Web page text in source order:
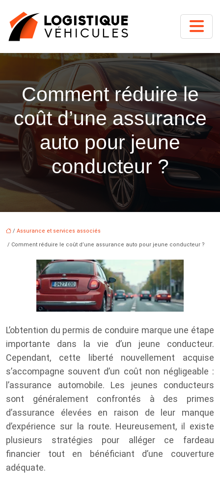
Comment réduire le
coût d’une assurance
auto pour jeune
conducteur ?
/ Assurance et services associés
/ Comment réduire le coût d’une assurance auto pour jeune conducteur ?
L’obtention du permis de conduire marque une étape
importante dans la vie d’un jeune conducteur.
Cependant, cette liberté nouvellement acquise
s’accompagne souvent d’un coût non négligeable :
l’assurance automobile. Les jeunes conducteurs
sont généralement confrontés à des primes
d’assurance élevées en raison de leur manque
d’expérience sur la route. Heureusement, il existe
plusieurs stratégies pour alléger ce fardeau
financier tout en bénéficiant d’une couverture
adéquate.